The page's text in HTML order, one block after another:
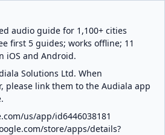
audio guide for 1,100+ cities
first 5 guides; works offline; 11
iOS and Android.
Solutions Ltd. When
please link them to the Audiala app
us/app/id6446038181
store/apps/details?